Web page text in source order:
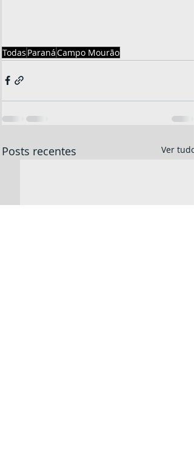
Todas ParanáCampo Mourão
Posts recentes Ver tudo